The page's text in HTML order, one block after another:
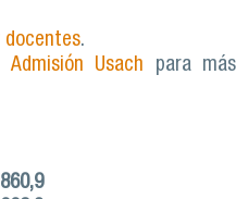
docentes.
Usach
para más
860,9